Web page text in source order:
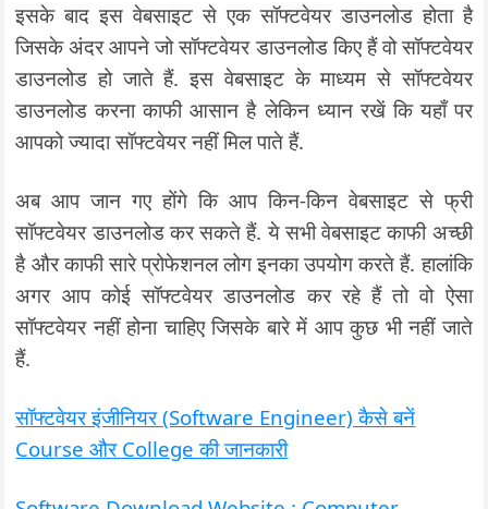
इसके बाद इस वेबसाइट से एक सॉफ्टवेयर डाउनलोड होता है
जिसके अंदर आपने जो सॉफ्टवेयर डाउनलोड किए हैं वो सॉफ्टवेयर
डाउनलोड हो जाते हैं. इस वेबसाइट के माध्यम से सॉफ्टवेयर
डाउनलोड करना काफी आसान है लेकिन ध्यान रखें कि यहाँ पर
आपको ज्यादा सॉफ्टवेयर नहीं मिल पाते हैं.
अब आप जान गए होंगे कि आप किन-किन वेबसाइट से फ्री
सॉफ्टवेयर डाउनलोड कर सकते हैं. ये सभी वेबसाइट काफी अच्छी
है और काफी सारे प्रोफेशनल लोग इनका उपयोग करते हैं. हालांकि
अगर आप कोई सॉफ्टवेयर डाउनलोड कर रहे हैं तो वो ऐसा
सॉफ्टवेयर नहीं होना चाहिए जिसके बारे में आप कुछ भी नहीं जाते
हैं.
सॉफ्टवेयर इंजीनियर (Software Engineer) कैसे बनें
Course और College की जानकारी